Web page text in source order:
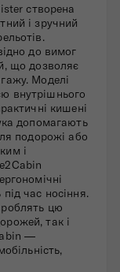
створена
і зручний
до вимог
що дозволяє
Моделі
внутрішнього
кишені
допомагають
подорожі або
і
час носіння.
цю
так і
—